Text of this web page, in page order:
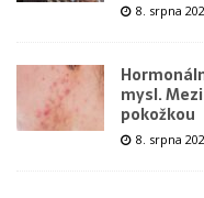
8. srpna
mysl.
pokožkou
8. srpna